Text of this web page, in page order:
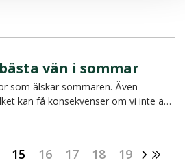
vän i sommar
som älskar sommaren. Även
kan få konsekvenser om vi inte ä…
15 16 17 18 19